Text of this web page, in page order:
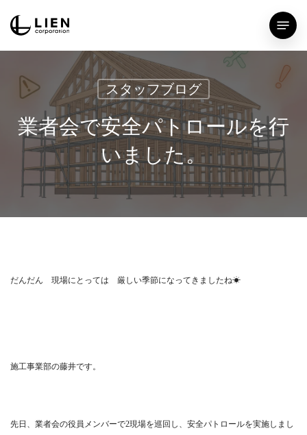
Menu
スタッフブログ
業者会で安全パトロールを行
いました。
だんだん 現場にとっては 厳しい季節になってきましたね☀
施工事業部の藤井です。
先日、業者会の役員メンバーで2現場を巡回し、安全パトロールを実施しまし